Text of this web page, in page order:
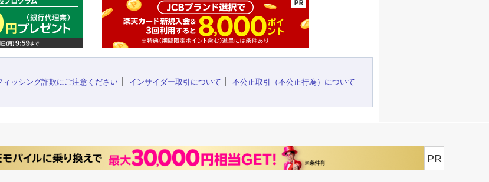
ィッシング詐欺にご注意ください インサイダー取引について
不公正取引（不公正行為）について
PR